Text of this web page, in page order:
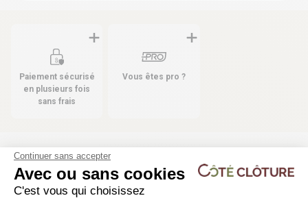
Paiement sécurisé
en plusieurs fois
sans frais
Vous êtes pro ?
Les produits compatibles
10 déclinaisons
Continuer sans accepter
Avec ou sans cookies
C'est vous qui choisissez